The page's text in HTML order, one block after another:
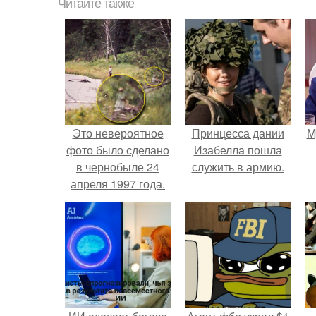
Читайте также
Это невероятное
фото было сделано
в чернобыле 24
апреля 1997 года.
Принцесса дании
Изабелла пошла
служить в армию.